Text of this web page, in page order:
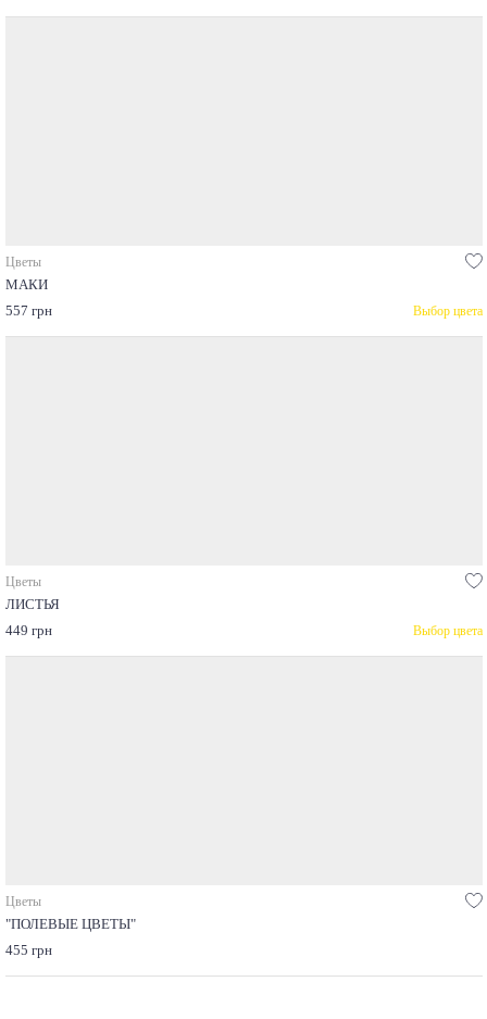
Цветы
МАКИ
557 грн
Выбор цвета
Цветы
ЛИСТЬЯ
449 грн
Выбор цвета
Цветы
"ПОЛЕВЫЕ ЦВЕТЫ"
455 грн